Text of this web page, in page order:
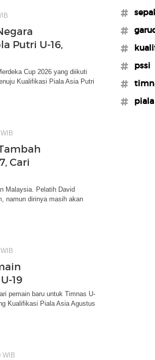
Putri U-16,
Cup 2026 yang diikuti
Kualifikasi Piala Asia Putri
Cari
Malaysia. Pelatih David
namun dirinya masih akan
19
pemain baru untuk Timnas U-
Kualifikasi Piala Asia Agustus
WIB
#pssi